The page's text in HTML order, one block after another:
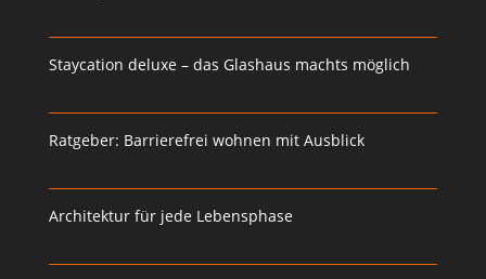
Staycation deluxe – das Glashaus machts möglich
Ratgeber: Barrierefrei wohnen mit Ausblick
Architektur für jede Lebensphase